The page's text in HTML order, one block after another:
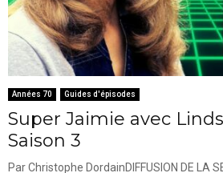
Années 70 Guides d'épisodes
Super Jaimie avec
Saison 3
Par Christophe DordainDIFFUSION DE LA